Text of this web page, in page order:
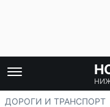
ДОРОГИ И ТРАНСПОРТ